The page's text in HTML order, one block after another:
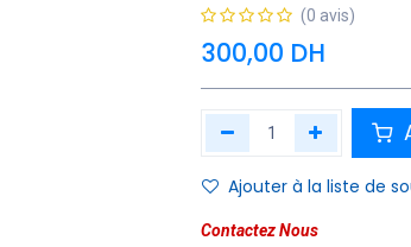
(0 avis)
300,00 DH
Ajouter à la liste de
Contactez Nous